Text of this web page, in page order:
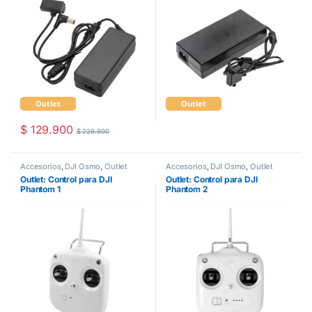
Outlet
$129.900 $229.900
Outlet
Accesorios, DJI Osmo, Outlet
Outlet: Control para DJI
Phantom 1
Accesorios, DJI Osmo, Outlet
Outlet: Control para DJI
Phantom 2